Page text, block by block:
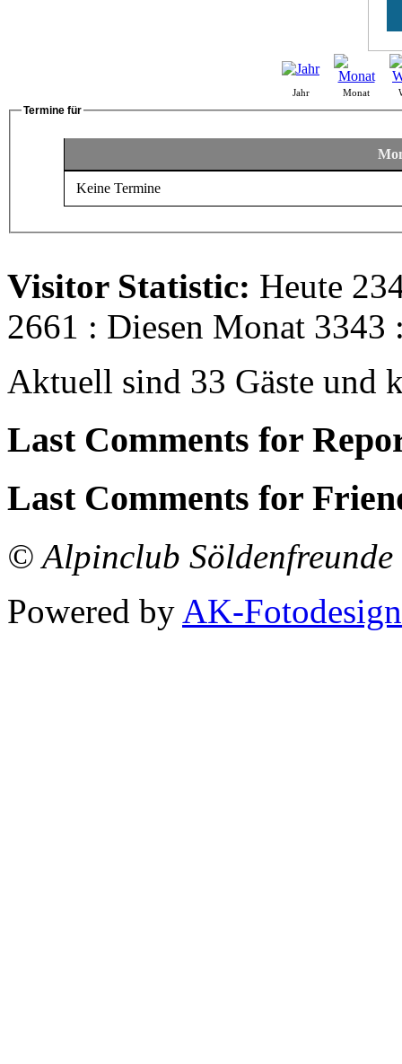
Jahr Monat
Termine für
Keine Termine
Visitor Statistic: Heute
2661 : Diesen Monat 3343
Aktuell sind 33 Gäste und
Last Comments for
Last Comments for
© Alpinclub
Powered by AK-Fotodesign